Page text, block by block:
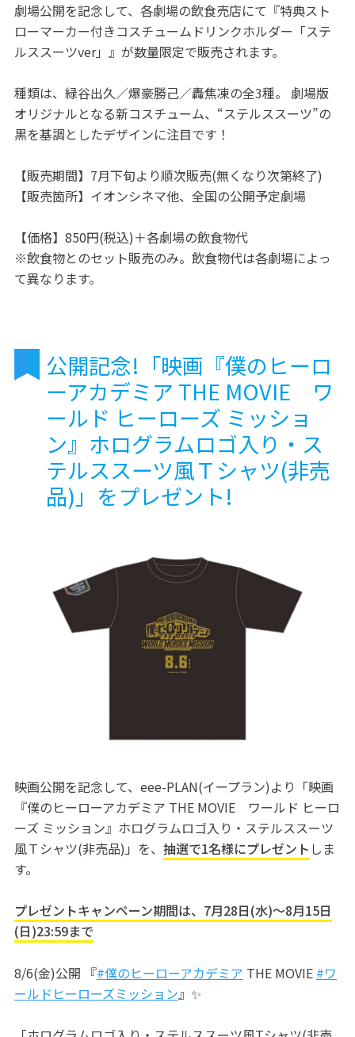
劇場公開を記念して、各劇場の飲食売店にて『特典スト
ローマーカー付きコスチュームドリンクホルダー「ステ
ルススーツver」』が数量限定で販売されます。
種類は、緑谷出久／爆豪勝己／轟焦凍の全3種。 劇場版
オリジナルとなる新コスチューム、“ステルススーツ”の
黒を基調としたデザインに注目です！
【販売期間】7月下旬より順次販売(無くなり次第終了)
【販売箇所】イオンシネマ他、全国の公開予定劇場
【価格】850円(税込)＋各劇場の飲食物代
※飲食物とのセット販売のみ。飲食物代は各劇場によっ
て異なります。
公開記念!「映画『僕のヒーロ
ーアカデミア THE MOVIE ワ
ールド ヒーローズ ミッショ
ン』ホログラムロゴ入り・ス
テルススーツ風Ｔシャツ(非売
品)」をプレゼント!
映画公開を記念して、eee-PLAN(イープラン)より「映画
『僕のヒーローアカデミア THE MOVIE ワールド ヒーロ
ーズ ミッション』ホログラムロゴ入り・ステルススーツ
風Ｔシャツ(非売品)」を、 抽選で1名様にプレゼント しま
す。
プレゼントキャンペーン期間は、7月28日(水)～8月15日
(日)23:59まで
8/6(金)公開 『#僕のヒーローアカデミア THE MOVIE #ワ
ールドヒーローズミッション』✨